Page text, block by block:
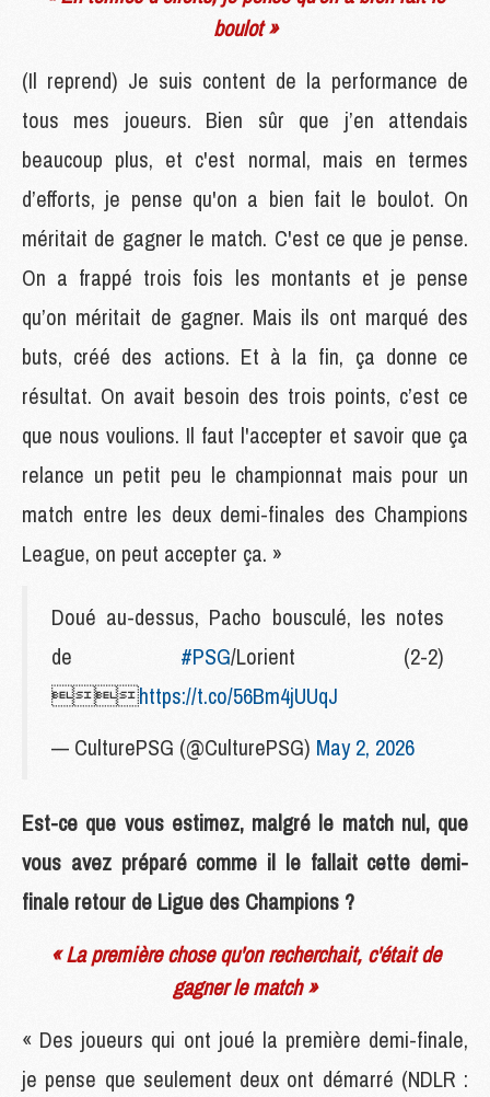
boulot »
(Il reprend) Je suis content de la performance de
tous mes joueurs. Bien sûr que j’en attendais
beaucoup plus, et c'est normal, mais en termes
d’efforts, je pense qu'on a bien fait le boulot. On
méritait de gagner le match. C'est ce que je pense.
On a frappé trois fois les montants et je pense
qu’on méritait de gagner. Mais ils ont marqué des
buts, créé des actions. Et à la fin, ça donne ce
résultat. On avait besoin des trois points, c’est ce
que nous voulions. Il faut l'accepter et savoir que ça
relance un petit peu le championnat mais pour un
match entre les deux demi-finales des Champions
League, on peut accepter ça. »
Doué au-dessus, Pacho bousculé, les notes
de #PSG/Lorient (2-2)
https://t.co/56Bm4jUUqJ
— CulturePSG (@CulturePSG) May 2, 2026
Est-ce que vous estimez, malgré le match nul, que
vous avez préparé comme il le fallait cette demi-
finale retour de Ligue des Champions ?
« La première chose qu'on recherchait, c'était de
gagner le match »
« Des joueurs qui ont joué la première demi-finale,
je pense que seulement deux ont démarré (NDLR :